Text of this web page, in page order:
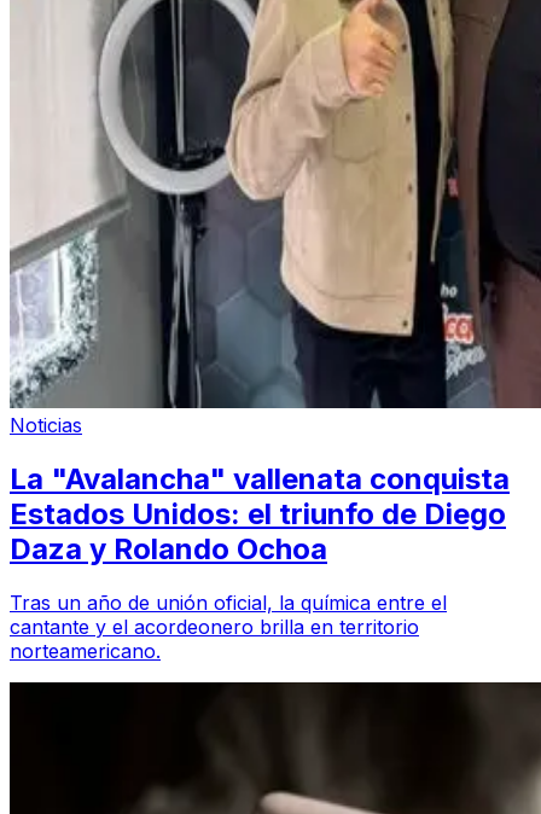
Noticias
La "Avalancha" vallenata conquista
Estados Unidos: el triunfo de Diego
Daza y Rolando Ochoa
Tras un año de unión oficial, la química entre el
cantante y el acordeonero brilla en territorio
norteamericano.